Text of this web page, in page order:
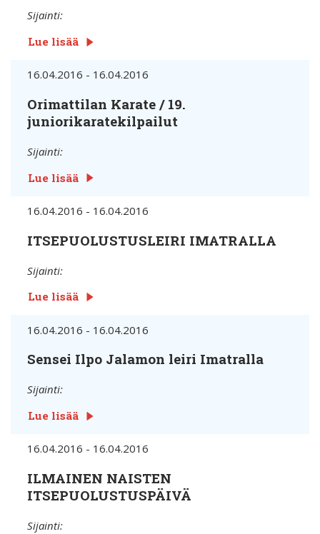
Sijainti:
Lue lisää
16.04.2016 - 16.04.2016
Orimattilan Karate / 19.
juniorikaratekilpailut
Sijainti:
Lue lisää
16.04.2016 - 16.04.2016
ITSEPUOLUSTUSLEIRI IMATRALLA
Sijainti:
Lue lisää
16.04.2016 - 16.04.2016
Sensei Ilpo Jalamon leiri Imatralla
Sijainti:
Lue lisää
16.04.2016 - 16.04.2016
ILMAINEN NAISTEN
ITSEPUOLUSTUSPÄIVÄ
Sijainti: